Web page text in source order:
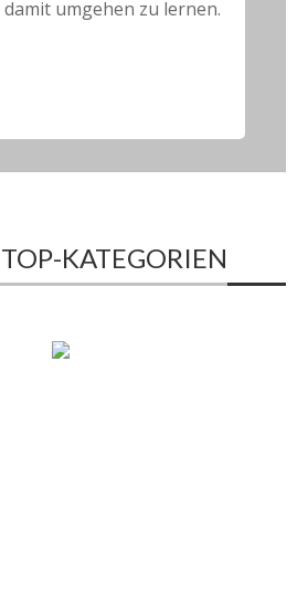
umgehen zu lernen.
KATEGORIEN